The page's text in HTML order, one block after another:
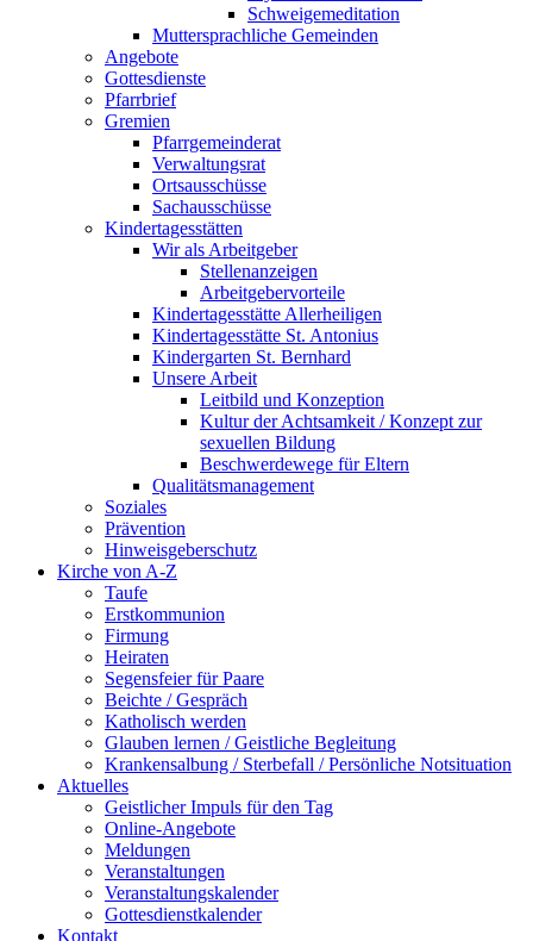
Schweigemeditation
Muttersprachliche Gemeinden
Angebote
Gottesdienste
Pfarrbrief
Gremien
Pfarrgemeinderat
Verwaltungsrat
Ortsausschüsse
Sachausschüsse
Kindertagesstätten
Wir als Arbeitgeber
Stellenanzeigen
Arbeitgebervorteile
Kindertagesstätte Allerheiligen
Kindertagesstätte St. Antonius
Kindergarten St. Bernhard
Unsere Arbeit
Leitbild und Konzeption
Kultur der Achtsamkeit / Konzept zur
sexuellen Bildung
Beschwerdewege für Eltern
Qualitätsmanagement
Soziales
Prävention
Hinweisgeberschutz
Kirche von A-Z
Taufe
Erst­kommunion
Firmung
Heiraten
Segensfeier für Paare
Beichte /​ Gespräch
Katholisch werden
Glauben lernen / Geistliche Begleitung
Krankensalbung / Sterbefall / Persönliche Notsituation
Aktuelles
Geistlicher Impuls für den Tag
Online-Angebote
Meldungen
Veranstaltungen
Veranstaltungskalender
Gottesdienstkalender
Kontakt